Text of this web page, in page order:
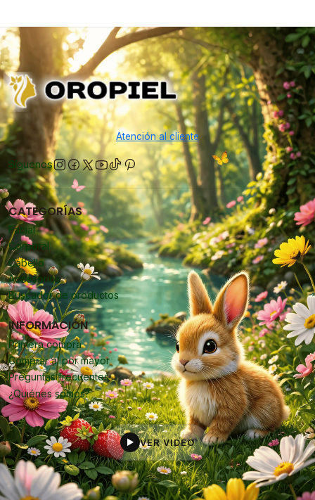
Atención al cliente
Síguenos
CATEGORÍAS
Facial
Corporal
Cabello
Accesorios
Buscador de productos
INFORMACIÓN
Primera compra
Comprar al por mayor
Preguntas frecuentes
¿Quiénes somos?
▶ VER VIDEO